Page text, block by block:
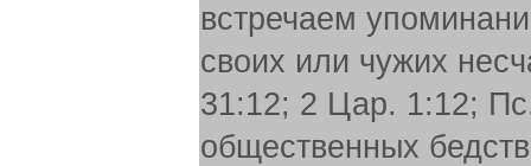
встречаем
своих или чужих
31:12; 2 Цар. 1:12;
общественных